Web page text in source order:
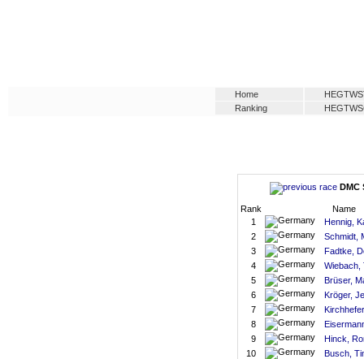
Home
Ranking
DMC
Rank
Name
1
Hennig,
2
Schmidt,
3
Fadtke,
4
Wiebach,
5
Brüser,
6
Kröger,
7
8
9
Hinck,
10
Busch,